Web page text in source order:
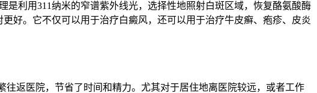
利用311纳米的窄谱紫外线光，选择性地照射白斑区域，恢复酪氨酸酶
好。它不仅可以用于治疗白癜风，还可以用于治疗牛皮癣、疱疹、皮炎
返医院，节省了时间和精力。尤其对于居住地离医院较远，或者工作